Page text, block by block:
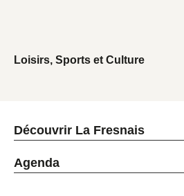
Loisirs, Sports et Culture
Découvrir La Fresnais
Agenda